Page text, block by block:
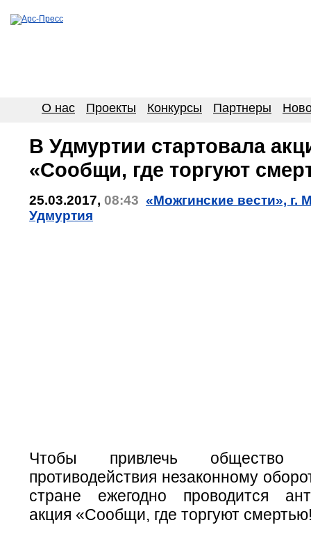
О нас Проекты Конкурсы Партнеры
В Удмуртии стартовала
«Сообщи, где торгуют
25.03.2017, 08:43 «Можгинские вести», г.
Удмуртия
Чтобы привлечь общество
противодействия незаконному
стране ежегодно проводится
акция «Сообщи, где торгуют